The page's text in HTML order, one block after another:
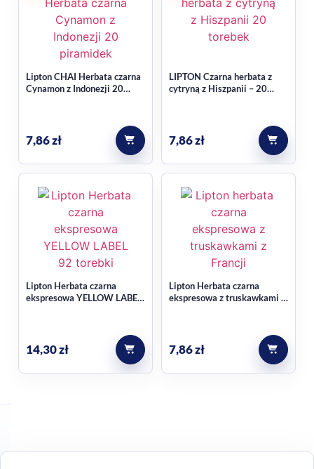
Lipton CHAI Herbata czarna
Cynamon z Indonezji 20
7,86zł
LIPTON Czarna herbata z
cytryną z Hiszpanii – 20
7,86zł
Lipton Herbata czarna
ekspresowa YELLOW LABEL
14,30zł
Lipton Herbata czarna
ekspresowa z truskawkami z
7,86zł